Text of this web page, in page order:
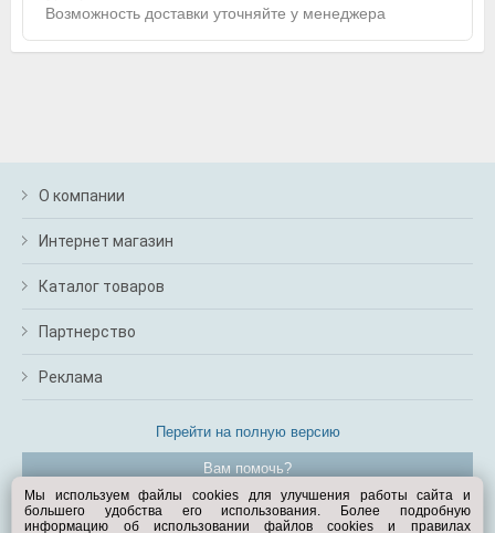
Возможность доставки уточняйте у менеджера
О компании
Интернет магазин
Каталог товаров
Партнерство
Реклама
Перейти на полную версию
Вам помочь?
© Exist.ru 1998—2026
Мы используем файлы cookies для улучшения работы сайта и
большего удобства его использования. Более подробную
информацию об использовании файлов cookies и правилах